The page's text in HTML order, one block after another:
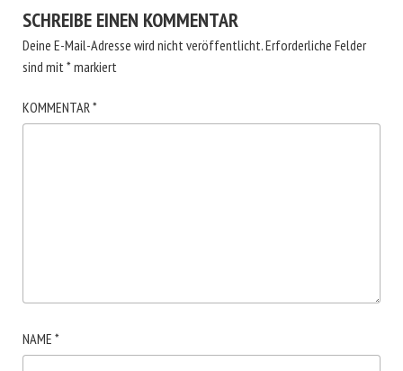
SCHREIBE EINEN KOMMENTAR
Deine E-Mail-Adresse wird nicht veröffentlicht.Erforderliche Felder
sind mit*markiert
KOMMENTAR*
NAME *